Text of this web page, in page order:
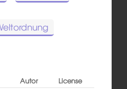
Autor
License